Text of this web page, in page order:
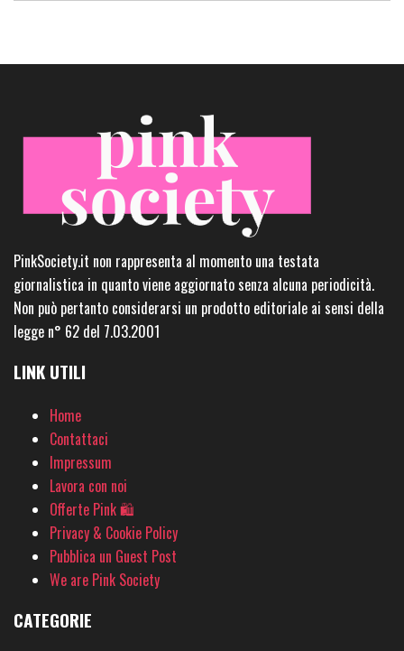
PinkSociety.it non rappresenta al momento una testata
giornalistica in quanto viene aggiornato senza alcuna periodicità.
Non può pertanto considerarsi un prodotto editoriale ai sensi della
legge n° 62 del 7.03.2001
LINK UTILI
Home
Contattaci
Impressum
Lavora con noi
Offerte Pink 🛍
Privacy & Cookie Policy
Pubblica un Guest Post
We are Pink Society
CATEGORIE